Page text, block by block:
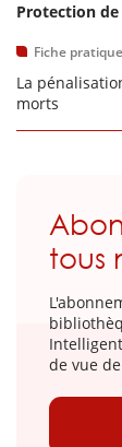
Protection
Fiche pratique
La
morts
tous
de vue